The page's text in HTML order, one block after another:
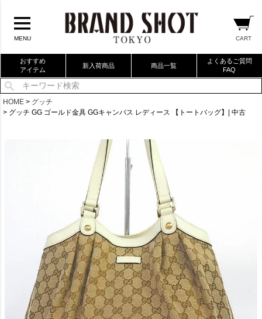
MENU CART
おすすめ
アイテム
新入荷商品 商品一覧
よくあるご質問
FAQ
当店厳選ブランドバック
当店厳選ブランドウォッチ
ブランドリングコレクション
HOME
グッチ
グッチ GG ゴールド金具 GGキャンバス レディース 【トートバッグ】| 中古